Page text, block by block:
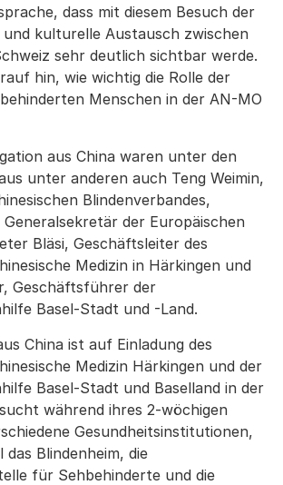
dass mit diesem Besuch der
kulturelle Austausch zwischen
sehr deutlich sichtbar werde.
hin, wie wichtig die Rolle der
Menschen in der AN-MO
aus China waren unter den
unter anderen auch Teng Weimin,
Blindenverbandes,
der Europäischen
Bläsi, Geschäftsleiter des
Medizin in Härkingen und
Geschäftsführer der
Basel-Stadt und -Land.
China ist auf Einladung des
Medizin Härkingen und der
Basel-Stadt und Baselland in der
während ihres 2-wöchigen
Gesundheitsinstitutionen,
das Blindenheim, die
für Sehbehinderte und die